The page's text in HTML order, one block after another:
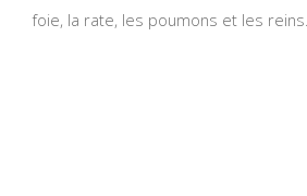
foie, la rate, les poumons et les reins.